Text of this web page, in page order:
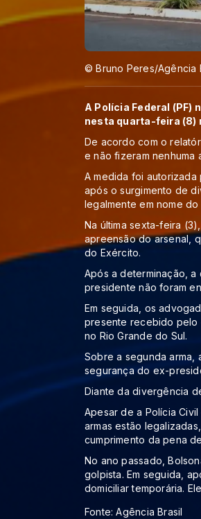
© Bruno Peres/Agência
A Polícia Federal (PF)
nesta quarta-feira (8)
De acordo com o
e não fizeram nenhuma
A medida foi autorizada
após o surgimento de
legalmente em nome
Na última sexta-feira
apreensão do arsenal,
do Exército.
Após a determinação,
presidente não foram
Em seguida, os
presente recebido pelo
no Rio Grande do Sul.
Sobre a segunda arma,
segurança do ex-
Diante da divergência
Apesar de a Polícia
armas estão
cumprimento da pena
No ano passado,
golpista. Em seguida,
domiciliar temporária.
Fonte: Agência Brasil